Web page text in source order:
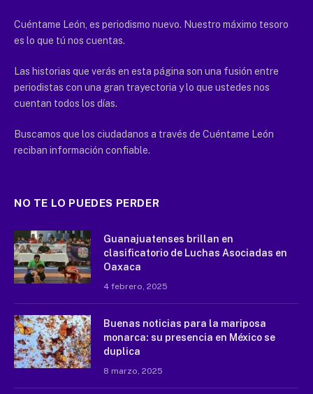
Cuéntame León, es periodismo nuevo. Nuestro máximo tesoro
es lo que tú nos cuentas.
Las historias que verás en esta página son una fusión entre
periodistas con una gran trayectoria y lo que ustedes nos
cuentan todos los días.
Buscamos que los ciudadanos a través de Cuéntame León
reciban información confiable.
NO TE LO PUEDES PERDER
Guanajuatenses brillan en
clasificatorio de Luchas Asociadas en
Oaxaca
4 febrero, 2025
Buenas noticias para la mariposa
monarca: su presencia en México se
duplica
8 marzo, 2025